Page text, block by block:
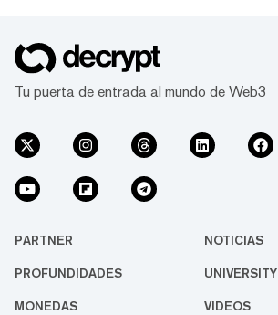
Tu puerta de entrada al mundo de Web3
PARTNER NOTICIAS
PROFUNDIDADES UNIVERSITY
MONEDAS VIDEOS